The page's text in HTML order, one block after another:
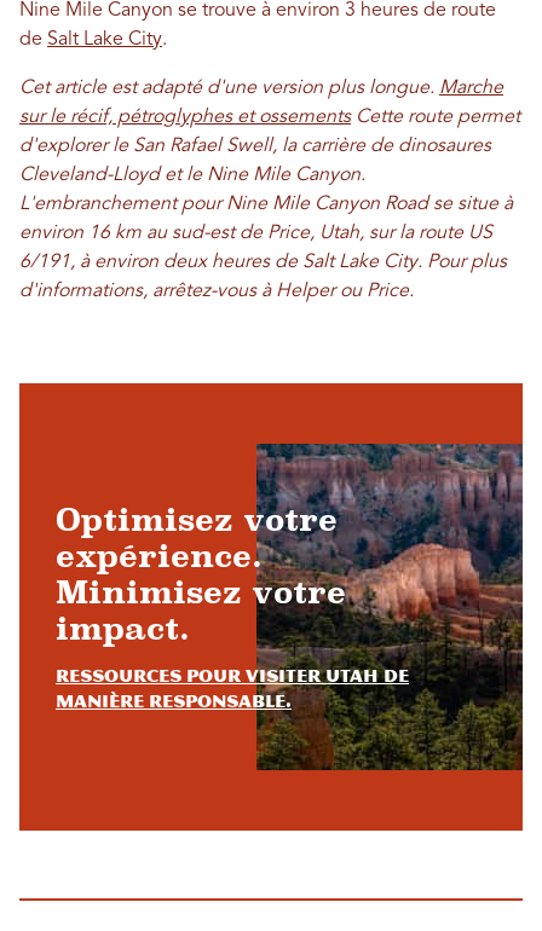
Nine Mile Canyon se trouve à environ 3 heures de route
de Salt Lake City.
Cet article est adapté d'une version plus longue. Marche
sur le récif, pétroglyphes et ossementsCette route permet
d'explorer le San Rafael Swell, la carrière de dinosaures
Cleveland-Lloyd et le Nine Mile Canyon.
L'embranchement pour Nine Mile Canyon Road se situe à
environ 16 km au sud-est de Price, Utah, sur la route US
6/191, à environ deux heures de Salt Lake City. Pour plus
d'informations, arrêtez-vous à Helper ou Price.
Optimisez votre
expérience.
Minimisez votre
impact.
Ressources pour visiter Utah de
manière responsable.